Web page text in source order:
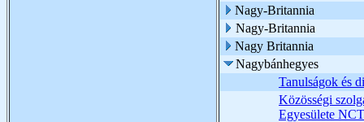
Nagy-Britannia
Nagy-Britannia
Nagy Britannia
Nagybánhegyes
Tanulságok és
Közösségi
Egyesülete